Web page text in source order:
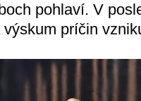
pohlaví. V
príčin